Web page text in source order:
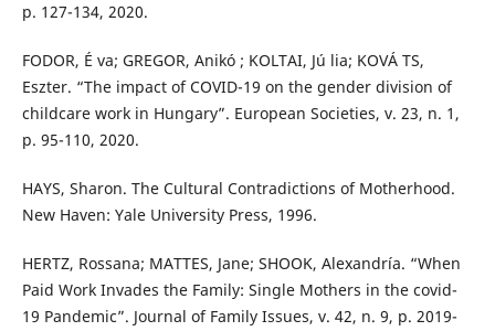
p. 127-134, 2020.
FODOR, É va; GREGOR, Anikó ; KOLTAI, Jú lia; KOVÁ TS,
Eszter. “The impact of COVID-19 on the gender division of
childcare work in Hungary”. European Societies, v. 23, n. 1,
p. 95-110, 2020.
HAYS, Sharon. The Cultural Contradictions of Motherhood.
New Haven: Yale University Press, 1996.
HERTZ, Rossana; MATTES, Jane; SHOOK, Alexandría. “When
Paid Work Invades the Family: Single Mothers in the covid-
19 Pandemic”. Journal of Family Issues, v. 42, n. 9, p. 2019-